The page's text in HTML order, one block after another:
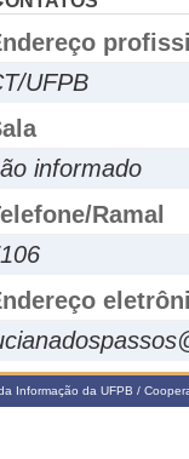
UFPB
informado
Ramal
Informação da UFPB /